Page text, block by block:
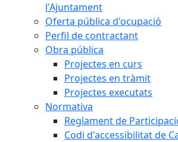
l'Ajuntament
Oferta pública d'ocupació
Perfil de contractant
Obra pública
Projectes en curs
Projectes en tràmit
Projectes executats
Normativa
Reglament de
Codi d'accessibilitat de